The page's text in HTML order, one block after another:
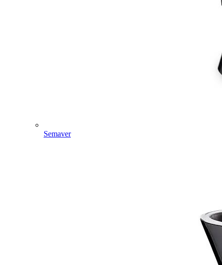
Semaver